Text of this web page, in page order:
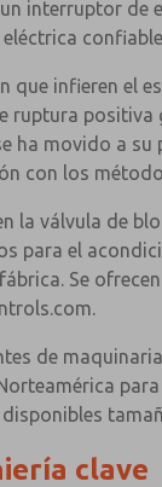
interruptor
que infieren el
ruptura
ha movido a
con los
la válvula de
para el
Se
de
clave